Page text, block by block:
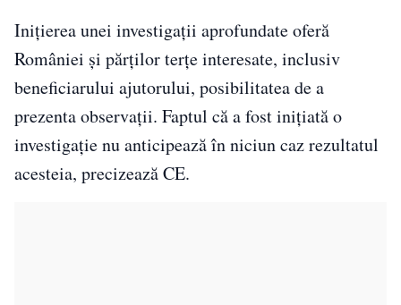
Iniţierea unei investigaţii aprofundate oferă
României şi părţilor terţe interesate, inclusiv
beneficiarului ajutorului, posibilitatea de a
prezenta observaţii. Faptul că a fost iniţiată o
investigaţie nu anticipează în niciun caz rezultatul
acesteia, precizează CE.